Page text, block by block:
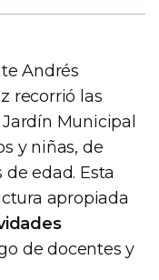
Andrés
recorrió las
Municipal
y niñas, de
edad. Esta
apropiada
de docentes y